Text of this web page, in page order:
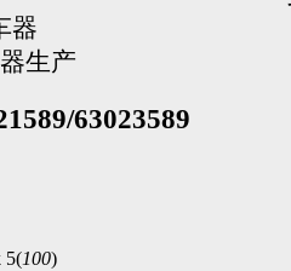
器
生产
63023589
(100)